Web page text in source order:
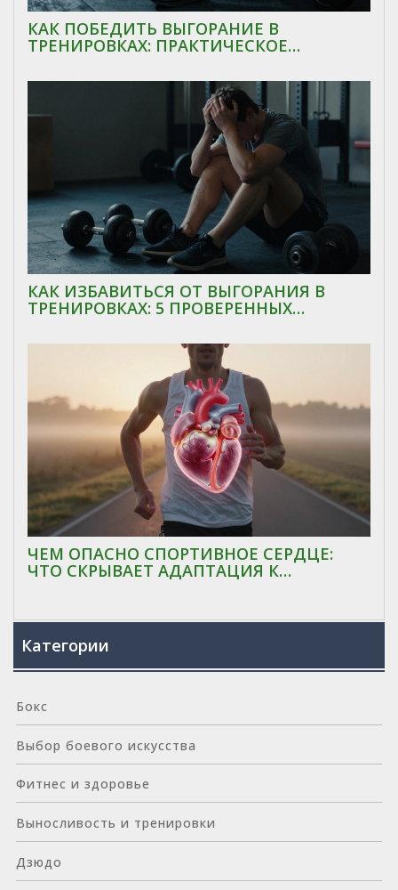
КАК ПОБЕДИТЬ ВЫГОРАНИЕ В
ТРЕНИРОВКАХ: ПРАКТИЧЕСКОЕ
МОТИВАЦИИ
КАК ИЗБАВИТЬСЯ ОТ ВЫГОРАНИЯ В
ТРЕНИРОВКАХ: 5 ПРОВЕРЕННЫХ
ЧЕМ ОПАСНО СПОРТИВНОЕ СЕРДЦЕ:
ЧТО СКРЫВАЕТ АДАПТАЦИЯ К
Категории
Бокс
Выбор боевого искусства
Фитнес и здоровье
Выносливость и тренировки
Дзюдо